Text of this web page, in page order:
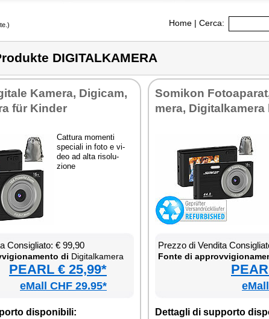
Home | Cerca:
DIGITALKAMERA
Ka­me­ra, Di­gi­cam,
für Kin­der
Cat­tu­ra mo­men­ti
spe­cia­li in fo­to e vi­
deo ad al­ta ri­so­lu­
zio­ne
Con­si­glia­to: € 99,90
di Di­gi­tal­ka­me­ra
PEARL € 25,99*
eMall CHF 29.95*
di­spo­ni­bi­li:
So­mi­kon
me­ra,
Prez­zo di Ven­di­ta
Fon­te di
Det­ta­gli di sup­por­to